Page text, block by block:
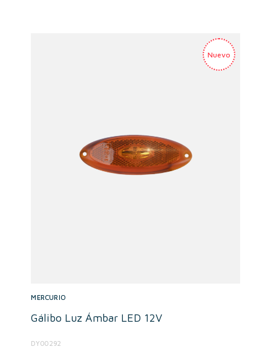
MERCURIO
Gálibo Luz Ámbar LED 12V
DY00292